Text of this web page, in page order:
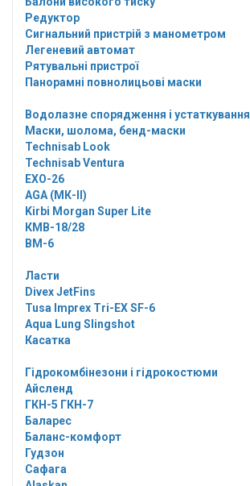
Редуктор
Сигнальний пристрій з манометром
Легеневий автомат
Рятувальні пристрої
Панорамні повнолицьові маски
Водолазне спорядження і устаткування
Маски, шолома, бенд-маски
Technisab Look
Technisab Ventura
EXO-26
AGA (МК-II)
Kirbi Morgan Super Lite
КМВ-18/28
ВМ-6
Ласти
Divex JetFins
Tusa Imprex Tri-EX SF-6
Aqua Lung Slingshot
Касатка
Гідрокомбінезони і гідрокостюми
Айсленд
ГКН-5 ГКН-7
Баларес
Баланс-комфорт
Гудзон
Сафага